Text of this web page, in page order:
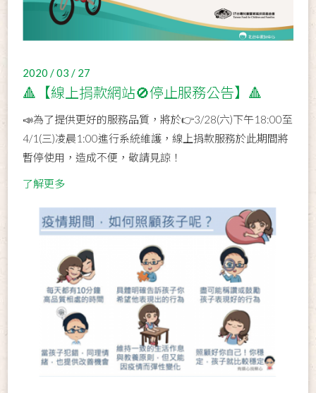
2020 / 03 / 27
🔺【線上捐款網站🚫停止服務公告】🔺
📣為了提供更好的服務品質，將於👉3/28(六)下午18:00至
4/1(三)凌晨1:00進行系統維護，線上捐款服務於此期間將
暫停使用，造成不便，敬請見諒！
了解更多